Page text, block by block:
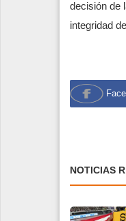
decisión de
integridad
NOTICIAS